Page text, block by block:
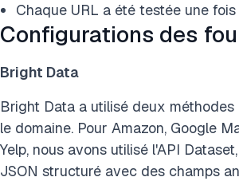
Chaque URL a été testée une
Configurations des
Bright Data
Bright Data a utilisé deux
le domaine. Pour Amazon, Google
Yelp, nous avons utilisé l'API
JSON structuré avec des champs